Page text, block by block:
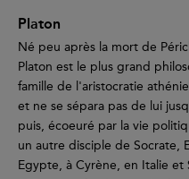
Platon
Né peu après la mort de
Platon est le plus grand
famille de l'aristocratie
et ne se sépara pas de lui
puis, écoeuré par la vie
un autre disciple de Socrate,
Egypte, à Cyrène, en Italie et